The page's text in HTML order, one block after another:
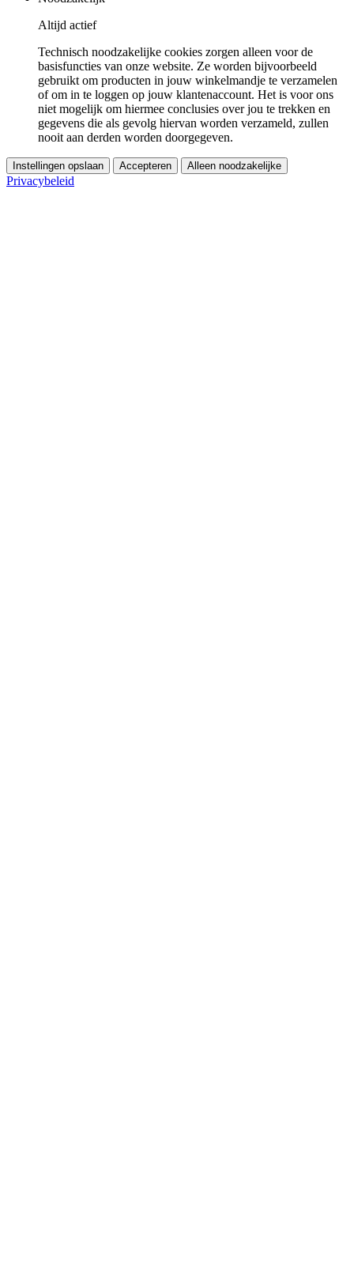
Altijd actief
Technisch noodzakelijke cookies zorgen alleen voor de
basisfuncties van onze website. Ze worden bijvoorbeeld
gebruikt om producten in jouw winkelmandje te verzamelen
of om in te loggen op jouw klantenaccount. Het is voor ons
niet mogelijk om hiermee conclusies over jou te trekken en
gegevens die als gevolg hiervan worden verzameld, zullen
nooit aan derden worden doorgegeven.
Instellingen opslaan Accepteren Alleen noodzakelijke
Privacybeleid